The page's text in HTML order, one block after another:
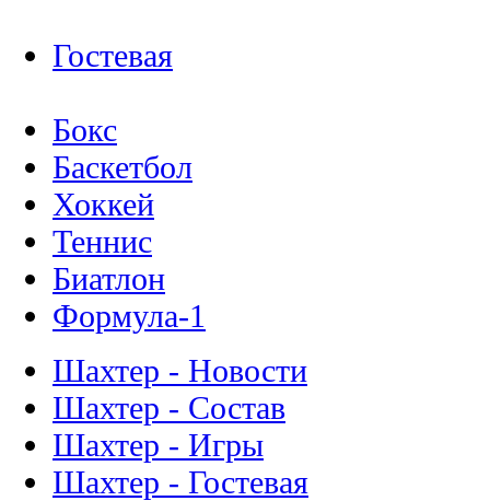
Гостевая
Бокс
Баскетбол
Хоккей
Теннис
Биатлон
Формула-1
Шахтер - Новости
Шахтер - Состав
Шахтер - Игры
Шахтер - Гостевая